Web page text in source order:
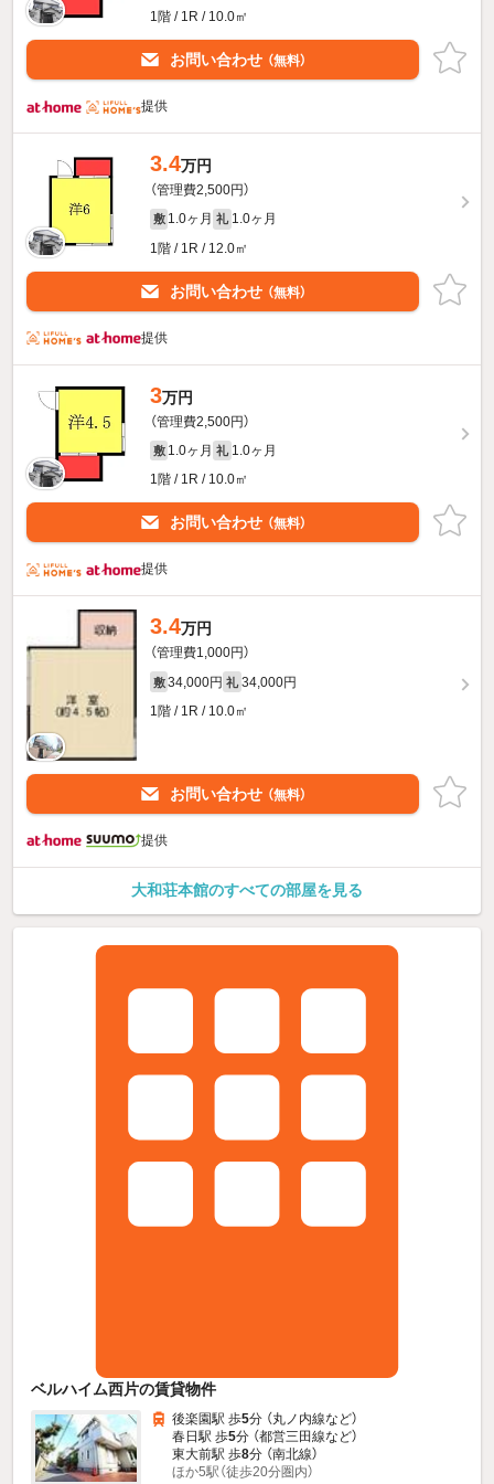
1階 / 1R / 10.0㎡
お問い合わせ （無料）
提供
3.4万円
（管理費2,500円）
敷 1.0ヶ月 礼 1.0ヶ月
1階 / 1R / 12.0㎡
お問い合わせ （無料）
提供
3万円
（管理費2,500円）
敷 1.0ヶ月 礼 1.0ヶ月
1階 / 1R / 10.0㎡
お問い合わせ （無料）
提供
3.4万円
（管理費1,000円）
敷 34,000円 礼 34,000円
1階 / 1R / 10.0㎡
お問い合わせ （無料）
提供
大和荘本館のすべての部屋を見る
ベルハイム西片の賃貸物件
後楽園駅 歩5分 （丸ノ内線など）
春日駅 歩5分 （都営三田線など）
東大前駅 歩8分 （南北線）
ほか5駅（徒歩20分圏内）